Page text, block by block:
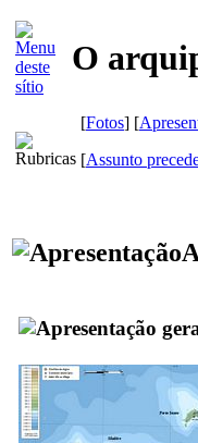
O
[Fotos] [
[Assunto